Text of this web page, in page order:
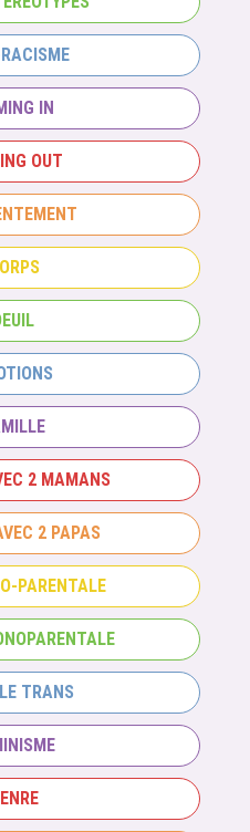
IN
OUT
2 MAMANS
2 PAPAS
PARENTALE
TRANS